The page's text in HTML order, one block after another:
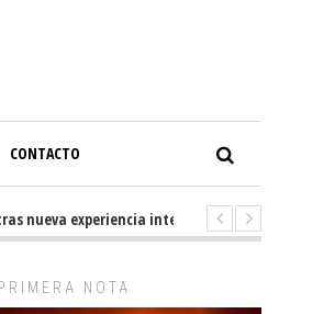
CONTACTO
experiencia internacional en Buenos Aires
NOTA